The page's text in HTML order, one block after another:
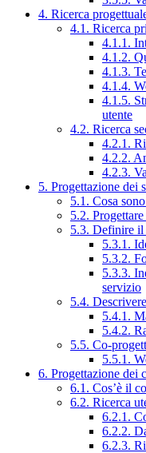
4. Ricerca
4.1. Ricerca
4.1.1.
4.1.2.
4.1.3.
4.1.4.
4.1.5.
utente
4.2. Ricerca
4.2.1.
4.2.2.
4.2.3.
5. Progettazione dei
5.1. Cosa
5.2.
5.3. Definire
5.3.1.
5.3.2.
5.3.3.
servizio
5.4.
5.4.1.
5.4.2.
5.5. Co-
5.5.1.
6. Progettazione dei
6.1. Cos’è il
6.2. Ricerca
6.2.1.
6.2.2.
6.2.3.